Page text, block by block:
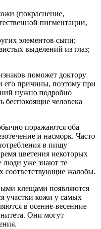
(покраснение,
пигментации,
элементов сыпи;
выделений из глаз;
поможет доктору
его причины, поэтому при
нужно подробно
беспокоящие человека
поражаются оба
и насморк. Часто
в пищу
цветения некоторых
люди уже знают те
соответствующие жалобы.
клещами появляются
участки кожи у самых
в осенне-весенние
Они могут